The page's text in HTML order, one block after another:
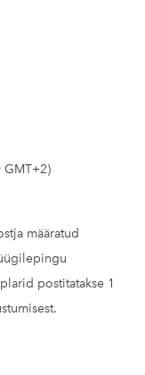
GMT+2)
määratud
postitatakse 1